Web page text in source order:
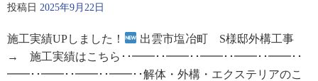
投稿日 2025年9月22日
施工実績UPしました！
出雲市塩冶町 S様邸外構工事
→ 施工実績はこちら･･━━･･━━･･━━･･━━･･━━･･
━━･･━━･･━━･･━━･･解体・外構・エクステリアのこ